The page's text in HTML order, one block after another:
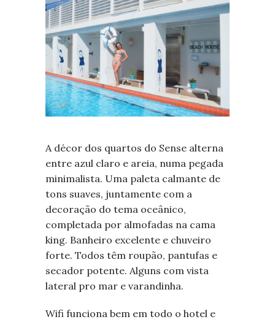
A décor dos quartos do Sense alterna
entre azul claro e areia, numa pegada
minimalista. Uma paleta calmante de
tons suaves, juntamente com a
decoração do tema oceânico,
completada por almofadas na cama
king. Banheiro excelente e chuveiro
forte. Todos têm roupão, pantufas e
secador potente. Alguns com vista
lateral pro mar e varandinha.
Wifi funciona bem em todo o hotel e